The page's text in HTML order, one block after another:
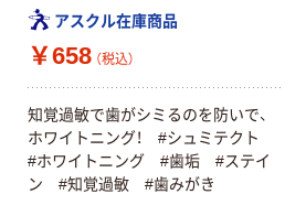
アスクル在庫商品
￥658 （税込）
知覚過敏で歯がシミるのを防いで、
ホワイトニング！ #シュミテクト
#ホワイトニング #歯垢 #ステイ
ン #知覚過敏 #歯みがき